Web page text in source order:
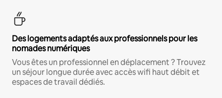
Des logements adaptés aux professionnels pour les
nomades numériques
Vous êtes un professionnel en déplacement ? Trouvez
un séjour longue durée avec accès wifi haut débit et
espaces de travail dédiés.